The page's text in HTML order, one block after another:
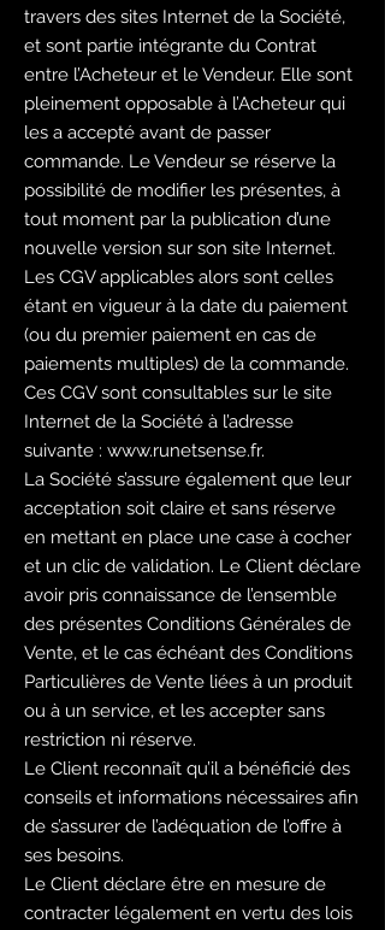
travers des sites Internet de la Société,
et sont partie intégrante du Contrat
entre l’Acheteur et le Vendeur. Elle sont
pleinement opposable à l’Acheteur qui
les a accepté avant de passer
commande. Le Vendeur se réserve la
possibilité de modifier les présentes, à
tout moment par la publication d’une
nouvelle version sur son site Internet.
Les CGV applicables alors sont celles
étant en vigueur à la date du paiement
(ou du premier paiement en cas de
paiements multiples) de la commande.
Ces CGV sont consultables sur le site
Internet de la Société à l’adresse
suivante : www.runetsense.fr.
La Société s’assure également que leur
acceptation soit claire et sans réserve
en mettant en place une case à cocher
et un clic de validation. Le Client déclare
avoir pris connaissance de l’ensemble
des présentes Conditions Générales de
Vente, et le cas échéant des Conditions
Particulières de Vente liées à un produit
ou à un service, et les accepter sans
restriction ni réserve.
Le Client reconnaît qu’il a bénéficié des
conseils et informations nécessaires afin
de s’assurer de l’adéquation de l’offre à
ses besoins.
Le Client déclare être en mesure de
contracter légalement en vertu des lois